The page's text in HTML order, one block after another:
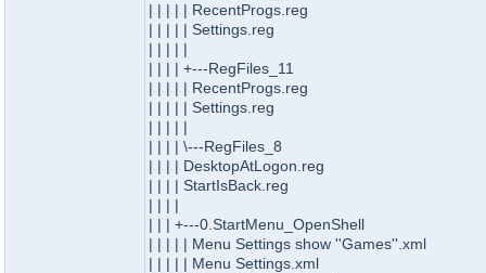
| | | | | RecentProgs.reg
| | | | | Settings.reg
| | | | |
| | | | +---RegFiles_11
| | | | | RecentProgs.reg
| | | | | Settings.reg
| | | | |
| | | | \---RegFiles_8
| | | | DesktopAtLogon.reg
| | | | StartIsBack.reg
| | | |
| | | +---0.StartMenu_OpenShell
| | | | | Menu Settings show ''Games''.xml
| | | | | Menu Settings.xml